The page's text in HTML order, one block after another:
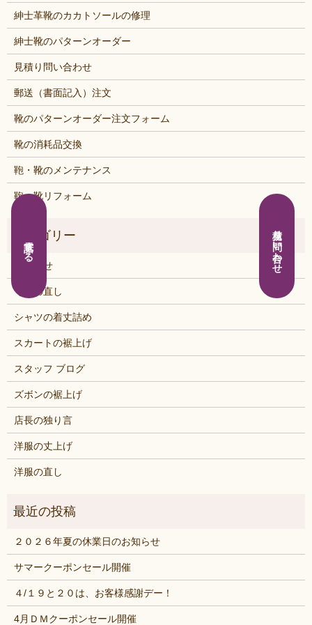
紳士革靴のカカトソールの修理
紳士靴のパターンオーダー
見積り問い合わせ
郵送（書面記入）注文
靴のパターンオーダー注文フォーム
靴の消耗品交換
鞄・靴のメンテナンス
鞄・靴リフォーム
お知らせ
くつの直し
シャツの着丈詰め
スカートの裾上げ
スタッフ ブログ
ズボンの裾上げ
店長の独り言
洋服の丈上げ
洋服の直し
２０２６年夏の休業日のお知らせ
サマークーポンセール開催
４/１９と２０は、お客様感謝デー！
4月ＤＭクーポンセール開催
電話する 見積り問い合わせ